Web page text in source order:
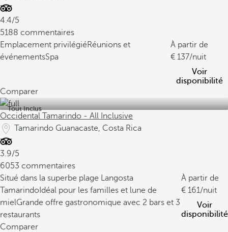
4.4/5
5188 commentaires
Emplacement privilégiéRéunions et
événementsSpa
À partir de
137/nuit
Voir
disponibilité
Comparer
Tout Inclus
Occidental Tamarindo - All Inclusive
Tamarindo Guanacaste, Costa Rica
3.9/5
6053 commentaires
Situé dans la superbe plage Langosta
Tamarindo Idéal pour les familles et lune de
mielGrande offre gastronomique avec 2 bars et 3
restaurants
À partir de
161/nuit
Voir
disponibilité
Comparer